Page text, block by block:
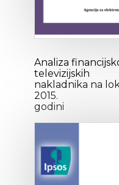
Analiza
televizijskih
nakladnika na
2015.
godini